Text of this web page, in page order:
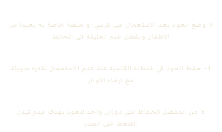
3-وضع العود بعد الاستعمال على كرسي او منصة خاصة به بعيدا عن
الاطفال ويفضل عدم تعليقه الى الحائط
4- حفظ العود في شنطته القاسية عند عدم الاستعمال لفترة طويلة
مع ارخاء الاوتار
5-من المفضل الحفاظ على دوزان واحد للعود بهدف عدم تبدل
الضغط على الصدر